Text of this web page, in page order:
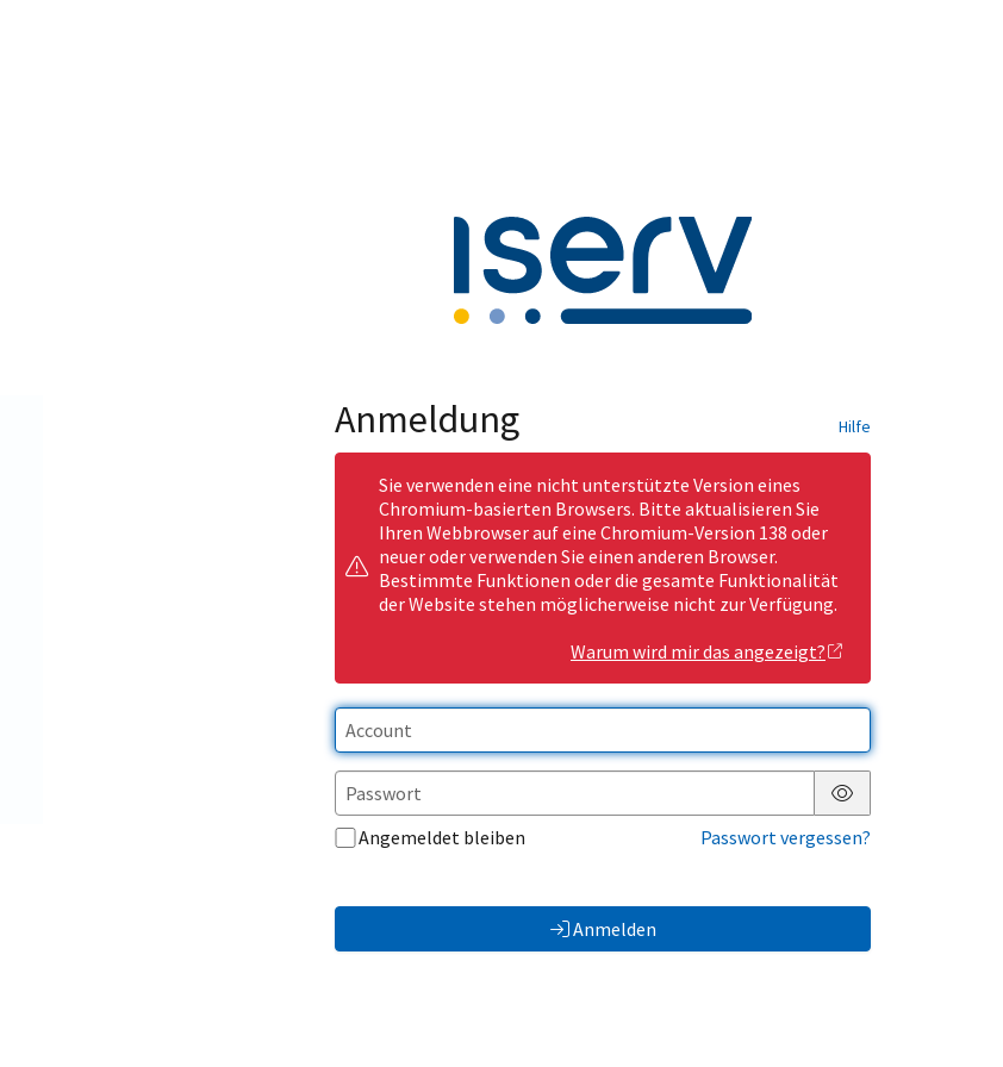
Anmeldung Hilfe
Sie verwenden eine nicht unterstützte Version eines
Chromium-basierten Browsers. Bitte aktualisieren Sie
Ihren Webbrowser auf eine Chromium-Version 138 oder
neuer oder verwenden Sie einen anderen Browser.
Bestimmte Funktionen oder die gesamte Funktionalität
der Website stehen möglicherweise nicht zur Verfügung.
Warum wird mir das angezeigt?
Passwort anzeigen
Angemeldet bleiben
Passwort vergessen?
Anmelden